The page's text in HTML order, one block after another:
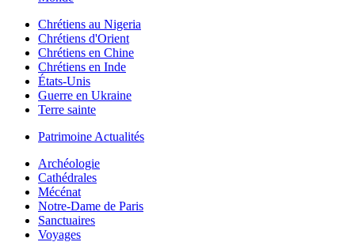
Chrétiens au Nigeria
Chrétiens d'Orient
Chrétiens en Chine
Chrétiens en Inde
États-Unis
Guerre en Ukraine
Terre sainte
Patrimoine Actualités
Archéologie
Cathédrales
Mécénat
Notre-Dame de Paris
Sanctuaires
Voyages